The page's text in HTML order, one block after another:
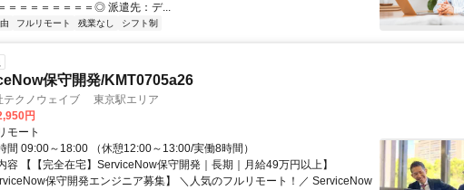
＝＝＝＝＝＝＝＝◎ 派遣先：デ...
フルリモート 残業なし シフト制
保守開発/KMT0705a26
テクノウェイブ 東京駅エリア
円
モート
間 09:00～18:00 （休憩12:00～13:00/実働8時間）
容 【【完全在宅】ServiceNow保守開発｜長期｜月給49万円以上】
保守開発エンジニア募集】 ＼人気のフルリモート！／ ServiceNow